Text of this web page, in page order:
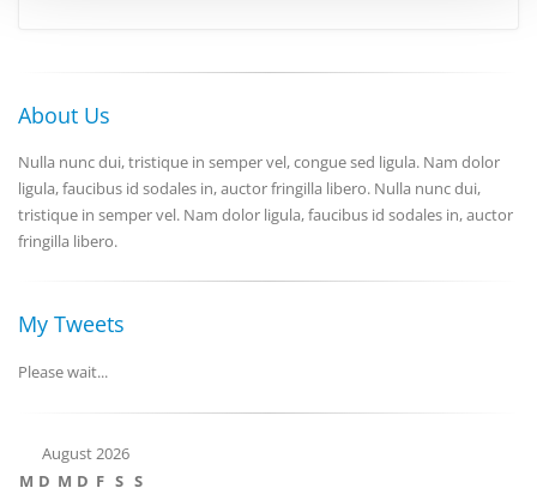
Partner führen diese Informationen möglicherweise mit
haben oder die sie im Rahmen Ihrer Nutzung der Dienste
gesammelt haben.
About Us
Nulla nunc dui, tristique in semper vel, congue sed ligula. Nam dolor
ligula, faucibus id sodales in, auctor fringilla libero. Nulla nunc dui,
tristique in semper vel. Nam dolor ligula, faucibus id sodales in, auctor
fringilla libero.
My Tweets
Please wait...
August 2026
M D M D F S S